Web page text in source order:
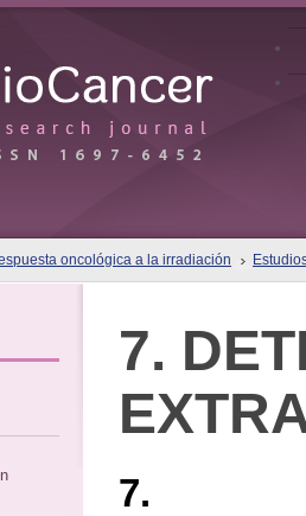
oncológica a la irradiación
7.
7.